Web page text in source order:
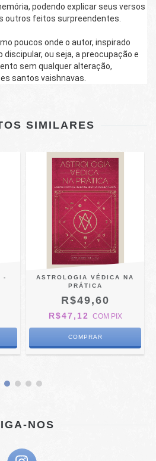
podendo explicar seus versos
outros feitos surpreendentes.
poucos onde o autor, inspirado
ou seja, a preocupação e
sem qualquer alteração,
santos vaishnavas.
SIMILARES
-
ASTROLOGIA VÉDICA NA
PRÁTICA
R$49,60
R$47,12 COM PIX
NOS